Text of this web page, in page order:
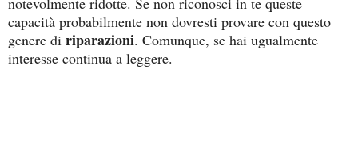
capacità probabilmente non dovresti provare con questo
genere di riparazioni. Comunque, se hai ugualmente
interesse continua a leggere.